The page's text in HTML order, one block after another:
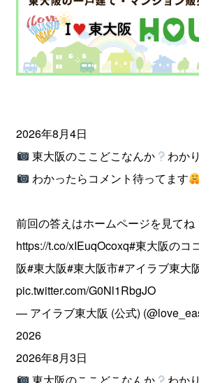
2026年8月4日
東大阪のここどこなんか
わか
わかったらコメント待ってます
前回の答えはホームページを見てね
https://t.co/xIEuqOcoxq#東大阪のコ
阪#東大阪#東大阪市#アイラブ東大
pic.twitter.com/G0Nl1RbgJO
— アイラブ東大阪 (公式)
2026
2026年8月3日